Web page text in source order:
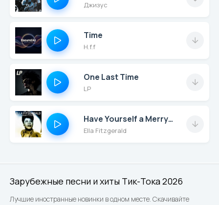
Зарубежные песни и хиты Тик-Тока 2026
Лучшие иностранные новинки в одном месте. Скачивайте
Джизус
Time
H.f.f
One Last Time
LP
Have Yourself a Merry Little Christmas (Remastered)
Ella Fitzgerald